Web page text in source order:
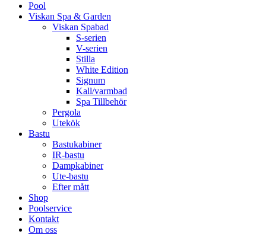
Pool
Viskan Spa & Garden
Viskan Spabad
S-serien
V-serien
Stilla
White Edition
Signum
Kall/varmbad
Spa Tillbehör
Pergola
Utekök
Bastu
Bastukabiner
IR-bastu
Dampkabiner
Ute-bastu
Efter mått
Shop
Poolservice
Kontakt
Om oss